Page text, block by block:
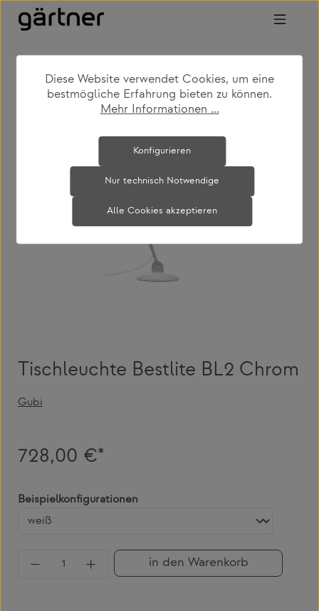
Zum Hauptinhalt springen
shop produkte leuchten tischleuchten
Bildergalerie überspringen
Tischleuchte Bestlite BL2 Chrom
Gubi
728,00 €*
Beispielkonfigurationen
Produkt Anzahl: Gib den gewünschten
in den Warenkorb
Diese Website verwendet Cookies, um eine
bestmögliche Erfahrung bieten zu können.
Mehr Informationen ...
Nur technisch Notwendige
Konfigurieren
Alle Cookies akzeptieren